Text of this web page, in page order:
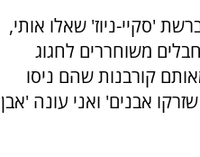
'סקיי-ניוז' שאלו אותי,
משוחררים לחגוג
קורבנות שהם ניסו
אבנים' ואני עונה 'אבן